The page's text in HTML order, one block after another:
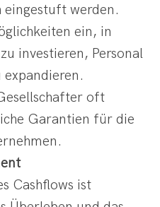
eingestuft werden.
ein, in
investieren, Personal
oft
Garantien für die
Cashflows ist